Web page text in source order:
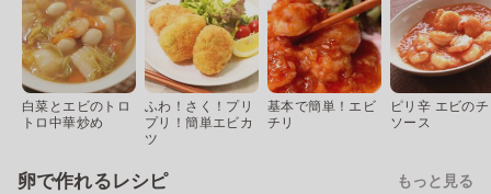
白菜とエビのトロ
トロ中華炒め
ふわ！さく！プリ
プリ！簡単エビカ
ツ
基本で簡単！エビ
チリ
ピリ辛 エビの
ソース
卵で作れるレシピ もっと見る